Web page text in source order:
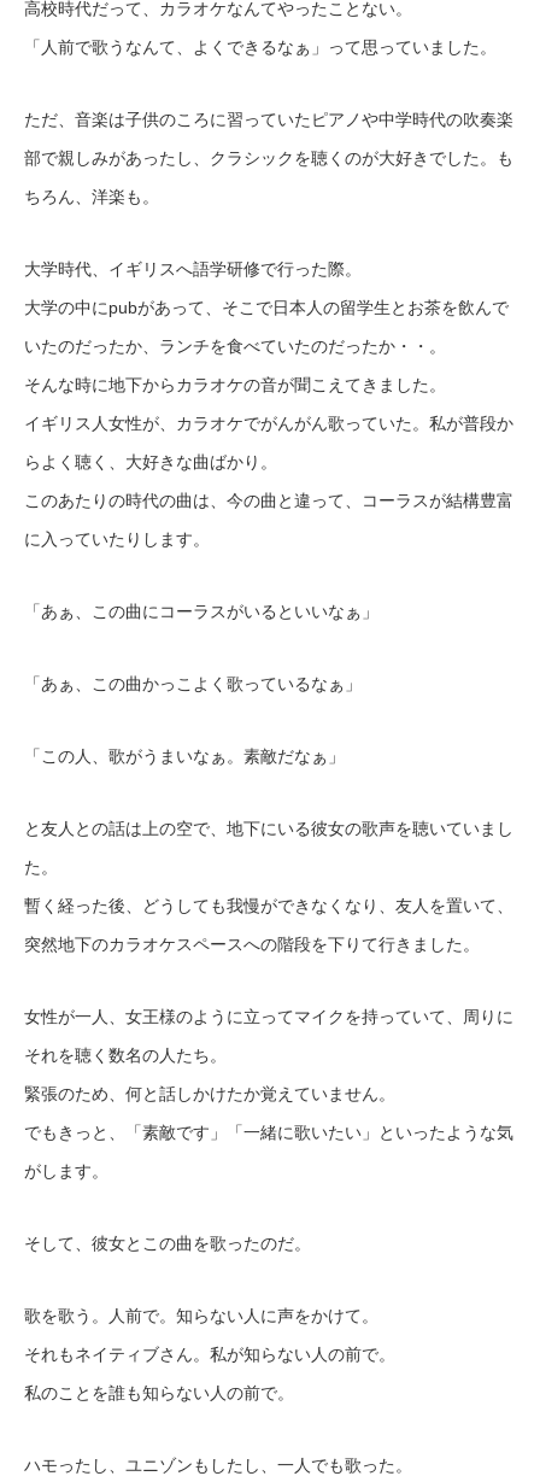
高校時代だって、カラオケなんてやったことない。
「人前で歌うなんて、よくできるなぁ」って思っていました。
ただ、音楽は子供のころに習っていたピアノや中学時代の吹奏楽
部で親しみがあったし、クラシックを聴くのが大好きでした。も
ちろん、洋楽も。
大学時代、イギリスへ語学研修で行った際。
大学の中にpubがあって、そこで日本人の留学生とお茶を飲んで
いたのだったか、ランチを食べていたのだったか・・。
そんな時に地下からカラオケの音が聞こえてきました。
イギリス人女性が、カラオケでがんがん歌っていた。私が普段か
らよく聴く、大好きな曲ばかり。
このあたりの時代の曲は、今の曲と違って、コーラスが結構豊富
に入っていたりします。
「あぁ、この曲にコーラスがいるといいなぁ」
「あぁ、この曲かっこよく歌っているなぁ」
「この人、歌がうまいなぁ。素敵だなぁ」
と友人との話は上の空で、地下にいる彼女の歌声を聴いていまし
た。
暫く経った後、どうしても我慢ができなくなり、友人を置いて、
突然地下のカラオケスペースへの階段を下りて行きました。
女性が一人、女王様のように立ってマイクを持っていて、周りに
それを聴く数名の人たち。
緊張のため、何と話しかけたか覚えていません。
でもきっと、「素敵です」「一緒に歌いたい」といったような気
がします。
そして、彼女とこの曲を歌ったのだ。
歌を歌う。人前で。知らない人に声をかけて。
それもネイティブさん。私が知らない人の前で。
私のことを誰も知らない人の前で。
ハモったし、ユニゾンもしたし、一人でも歌った。